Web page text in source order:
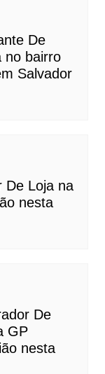
De
no bairro
Salvador
De Loja na
nesta
De
GP
nesta